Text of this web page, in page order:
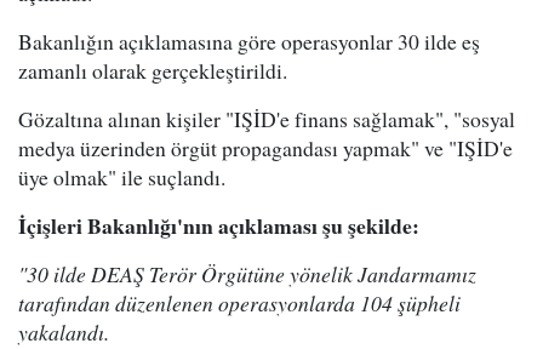
Bakanlığın açıklamasına göre operasyonlar 30 ilde eş
zamanlı olarak gerçekleştirildi.
Gözaltına alınan kişiler "IŞİD'e finans sağlamak", "sosyal
medya üzerinden örgüt propagandası yapmak" ve "IŞİD'e
üye olmak" ile suçlandı.
İçişleri Bakanlığı'nın açıklaması şu şekilde:
"30 ilde DEAŞ Terör Örgütüne yönelik Jandarmamız
tarafından düzenlenen operasyonlarda 104 şüpheli
yakalandı.